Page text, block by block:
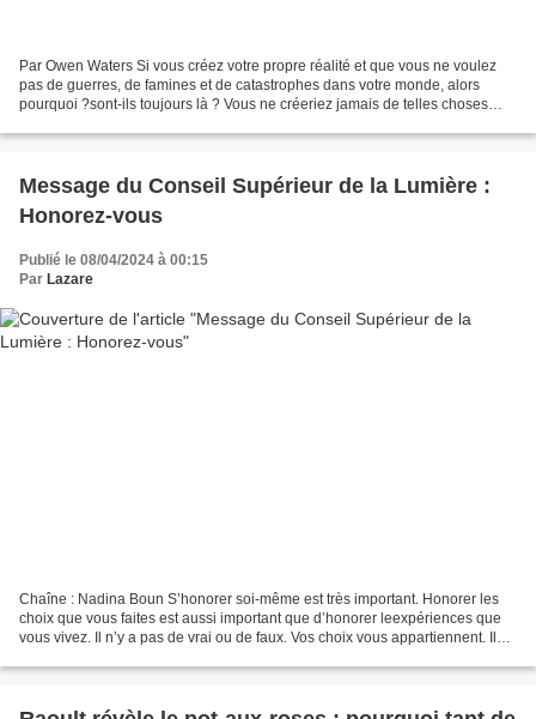
Par Owen Waters Si vous créez votre propre réalité et que vous ne voulez
pas de guerres, de famines et de catastrophes dans votre monde, alors
pourquoi ?sont-ils toujours là ? Vous ne créeriez jamais de telles choses
Message du Conseil Supérieur de la Lumière :
Honorez-vous
Publié le 08/04/2024 à 00:15
Par Lazare
Chaîne : Nadina Boun S’honorer soi-même est très important. Honorer les
choix que vous faites est aussi important que d’honorer leexpériences que
vous vivez. Il n’y a pas de vrai ou de faux. Vos choix vous appartiennent. Il